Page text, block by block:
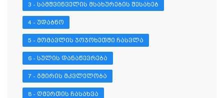
3 - ᲡᲐᲛᲨᲕᲘᲜᲕᲔᲚᲘᲡ ᲛᲡᲐᲮᲣᲠᲔᲑᲘᲡ ᲨᲔᲡᲐᲮᲔᲑ
4 - ᲣᲓᲐᲑᲜᲝ
5 - ᲛᲝᲛᲐᲕᲚᲘᲡ ᲯᲝᲯᲝᲮᲔᲗᲨᲘ ᲩᲐᲡᲕᲚᲐ
6 - ᲡᲣᲚᲘᲡ ᲓᲐᲜᲐᲬᲔᲕᲠᲔᲑᲐ
7 - ᲒᲛᲘᲠᲘᲡ ᲛᲙᲕᲚᲔᲚᲝᲑᲐ
8 - ᲦᲛᲔᲠᲗᲘᲡ ᲩᲐᲡᲐᲮᲕᲐ